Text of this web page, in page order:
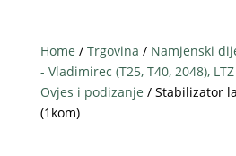
Home / Trgovina / Namjenski
- Vladimirec (T25, T40, 2048), LTZ
Ovjes i podizanje / Stabilizator
(1kom)